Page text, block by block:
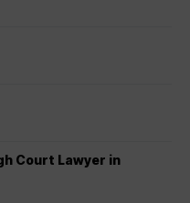
Court Lawyer in